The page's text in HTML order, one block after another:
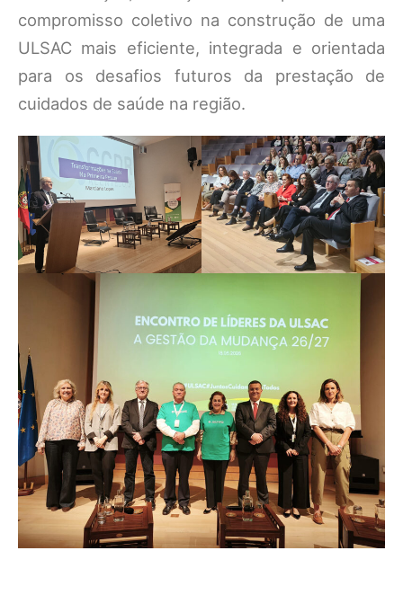
compromisso coletivo na construção de uma
ULSAC mais eficiente, integrada e orientada
para os desafios futuros da prestação de
cuidados de saúde na região.